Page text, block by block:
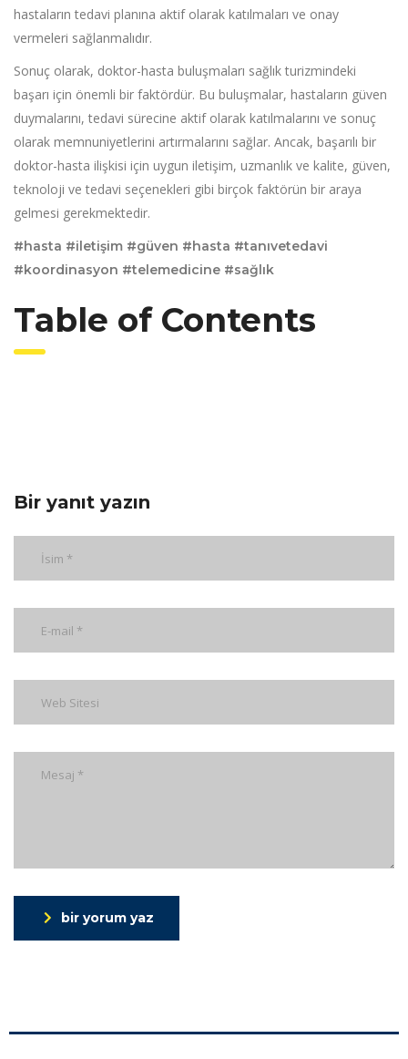
hastaların tedavi planına aktif olarak katılmaları ve onay
vermeleri sağlanmalıdır.
Sonuç olarak, doktor-hasta buluşmaları sağlık turizmindeki
başarı için önemli bir faktördür. Bu buluşmalar, hastaların güven
duymalarını, tedavi sürecine aktif olarak katılmalarını ve sonuç
olarak memnuniyetlerini artırmalarını sağlar. Ancak, başarılı bir
doktor-hasta ilişkisi için uygun iletişim, uzmanlık ve kalite, güven,
teknoloji ve tedavi seçenekleri gibi birçok faktörün bir araya
gelmesi gerekmektedir.
#hasta #iletişim #güven #hasta #tanıvetedavi
#koordinasyon #telemedicine #sağlık
Table of Contents
Bir yanıt yazın
bir yorum yaz